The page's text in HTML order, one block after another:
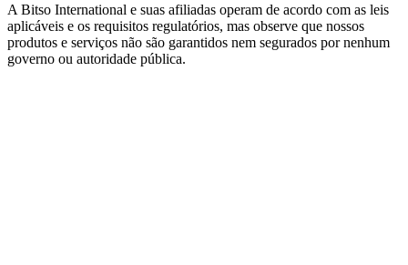
A Bitso International e suas afiliadas operam de acordo com as leis
aplicáveis e os requisitos regulatórios, mas observe que nossos
produtos e serviços não são garantidos nem segurados por nenhum
governo ou autoridade pública.